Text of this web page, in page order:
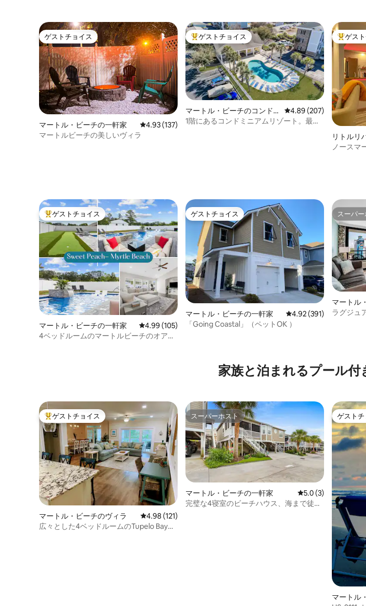
ゲストチョイス
ゲストチョイス
マートル・ビーチの一軒家 レビュー137件、5つ星中4.93つ星の平均評価
4.93 (137)
マートルビーチの美しいヴィラ
大好評のゲストチョイスです。
ゲストチョイス
マートル・ビーチのコンドミ
ニアム
レビュー207件、5つ星
4.89 (207)
1階にあるコンドミニアムリゾート。最高
大好評
ゲス
リトルリ
ノースマ
大好評のゲストチョイスです。
ゲストチョイス
マートル・ビーチの一軒家 レビュー105件、5つ星中4.99つ星の平均評価
4.99 (105)
4ベッドルームのマートルビーチのオアシ
ゲストチョイス
ゲストチョイス
マートル・ビーチの一軒家 レビュー391件、5つ星
4.92 (391)
「Going Coastal」（ペットOK ）
スーパー
スーパー
マートル
ニアム
ラグジュ
家族と泊まれるプール付
大好評のゲストチョイスです。
ゲストチョイス
マートル・ビーチのヴィラ レビュー121件、5つ星中4.98つ星の平均評価
4.98 (121)
広々とした4ベッドルームのTupelo Bayゴ
スーパーホスト
スーパーホスト
マートル・ビーチの一軒家 レビュー3件、5つ
5.0 (3)
完璧な4寝室のビーチハウス、海まで徒歩
ゲストチ
ゲストチ
マートル